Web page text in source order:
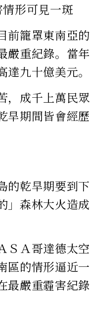
形可見一斑
前籠罩東南亞的
嚴重紀錄。當年
九十億美元。
，成千上萬民眾
旱期間皆會經歷
的乾旱期要到下
」森林大火造成
ＳＡ哥達德太空
區的情形逼近一
最嚴重霾害紀錄